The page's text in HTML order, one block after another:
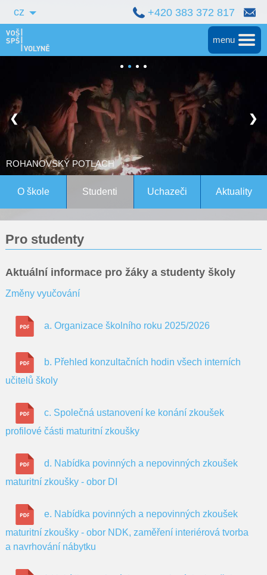
cz +420 383 372 817
menu
Hlavní
Střední škola
Vyšší škola
Bakalářské studium
Magisterské studium Bern
Pro rodiče
Kontakty
ROHANOVSKÝ POTLACH
❮ ❯
O škole Studenti Uchazeči Aktuality
Pro studenty
Aktuální informace pro žáky a studenty školy
Změny vyučování
a. Organizace školního roku 2025/2026
b. Přehled konzultačních hodin všech interních
učitelů školy
c. Společná ustanovení ke konání zkoušek
profilové části maturitní zkoušky
d. Nabídka povinných a nepovinných zkoušek
maturitní zkoušky - obor DI
e. Nabídka povinných a nepovinných zkoušek
maturitní zkoušky - obor NDK, zaměření interiérová tvorba
a navrhování nábytku